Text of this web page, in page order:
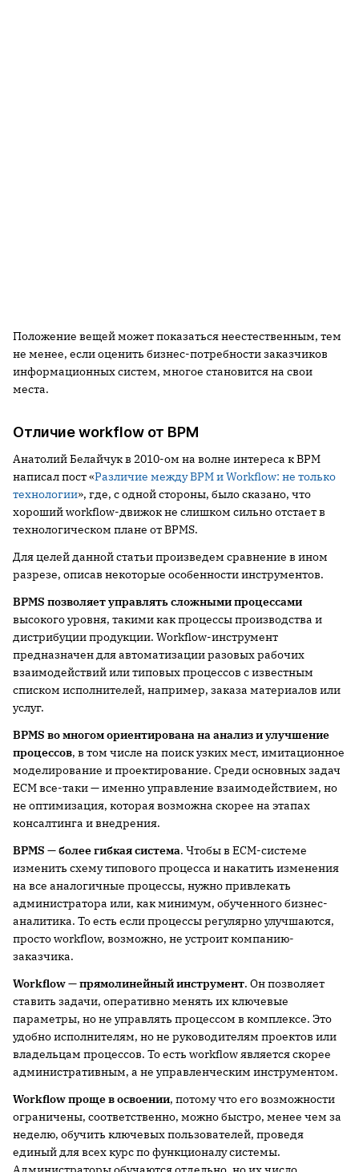
Положение вещей может показаться неестественным, тем
не менее, если оценить бизнес-потребности заказчиков
информационных систем, многое становится на свои
места.
Отличие workflow от BPM
Анатолий Белайчук в 2010-ом на волне интереса к BPM
написал пост «Различие между BPM и Workflow: не только
технологии», где, с одной стороны, было сказано, что
хороший workflow-движок не слишком сильно отстает в
технологическом плане от BPMS.
Для целей данной статьи произведем сравнение в ином
разрезе, описав некоторые особенности инструментов.
BPMS позволяет управлять сложными процессами
высокого уровня, такими как процессы производства и
дистрибуции продукции. Workflow-инструмент
предназначен для автоматизации разовых рабочих
взаимодействий или типовых процессов с известным
списком исполнителей, например, заказа материалов или
услуг.
BPMS во многом ориентирована на анализ и улучшение
процессов, в том числе на поиск узких мест, имитационное
моделирование и проектирование. Среди основных задач
ECM все-таки — именно управление взаимодействием, но
не оптимизация, которая возможна скорее на этапах
консалтинга и внедрения.
BPMS — более гибкая система. Чтобы в ECM-системе
изменить схему типового процесса и накатить изменения
на все аналогичные процессы, нужно привлекать
администратора или, как минимум, обученного бизнес-
аналитика. То есть если процессы регулярно улучшаются,
просто workflow, возможно, не устроит компанию-
заказчика.
Workflow— прямолинейный инструмент. Он позволяет
ставить задачи, оперативно менять их ключевые
параметры, но не управлять процессом в комплексе. Это
удобно исполнителям, но не руководителям проектов или
владельцам процессов. То есть workflow является скорее
административным, а не управленческим инструментом.
Workflowпроще в освоении, потому что его возможности
ограничены, соответственно, можно быстро, менее чем за
неделю, обучить ключевых пользователей, проведя
единый для всех курс по функционалу системы.